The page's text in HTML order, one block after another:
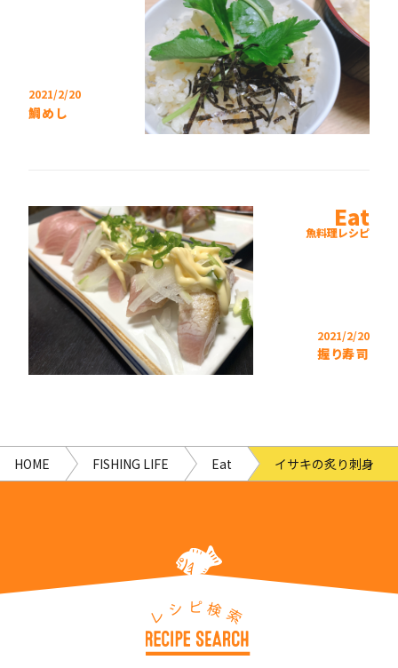
2021/2/20
鯛めし
2021/2/20
握り寿司
Eat
魚料理レシピ
HOME FISHING LIFE Eat イサキの炙り刺身
レシ ピ検索